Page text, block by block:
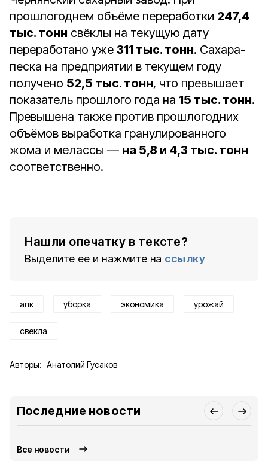
прошлогоднем объёме переработки 247,4
тыс. тонн свёклы на текущую дату
переработано уже 311 тыс. тонн. Сахара-
песка на предприятии в текущем году
получено 52,5 тыс. тонн, что превышает
показатель прошлого года на 15 тыс. тонн.
Превышена также против прошлогодних
объёмов выработка гранулированного
жома и мелассы — на 5,8 и 4,3 тыс. тонн
соответственно.
Нашли опечатку в тексте?
Выделите ее и нажмите на ссылку
апк уборка экономика урожай
свёкла
Авторы: Анатолий Гусаков
Последние новости
Все новости